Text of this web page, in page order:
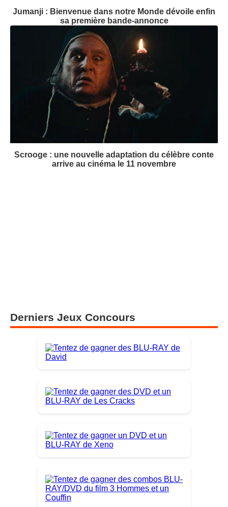
Jumanji : Bienvenue dans notre Monde dévoile enfin
sa première bande-annonce
Scrooge : une nouvelle adaptation du célèbre conte
arrive au cinéma le 11 novembre
Derniers Jeux Concours